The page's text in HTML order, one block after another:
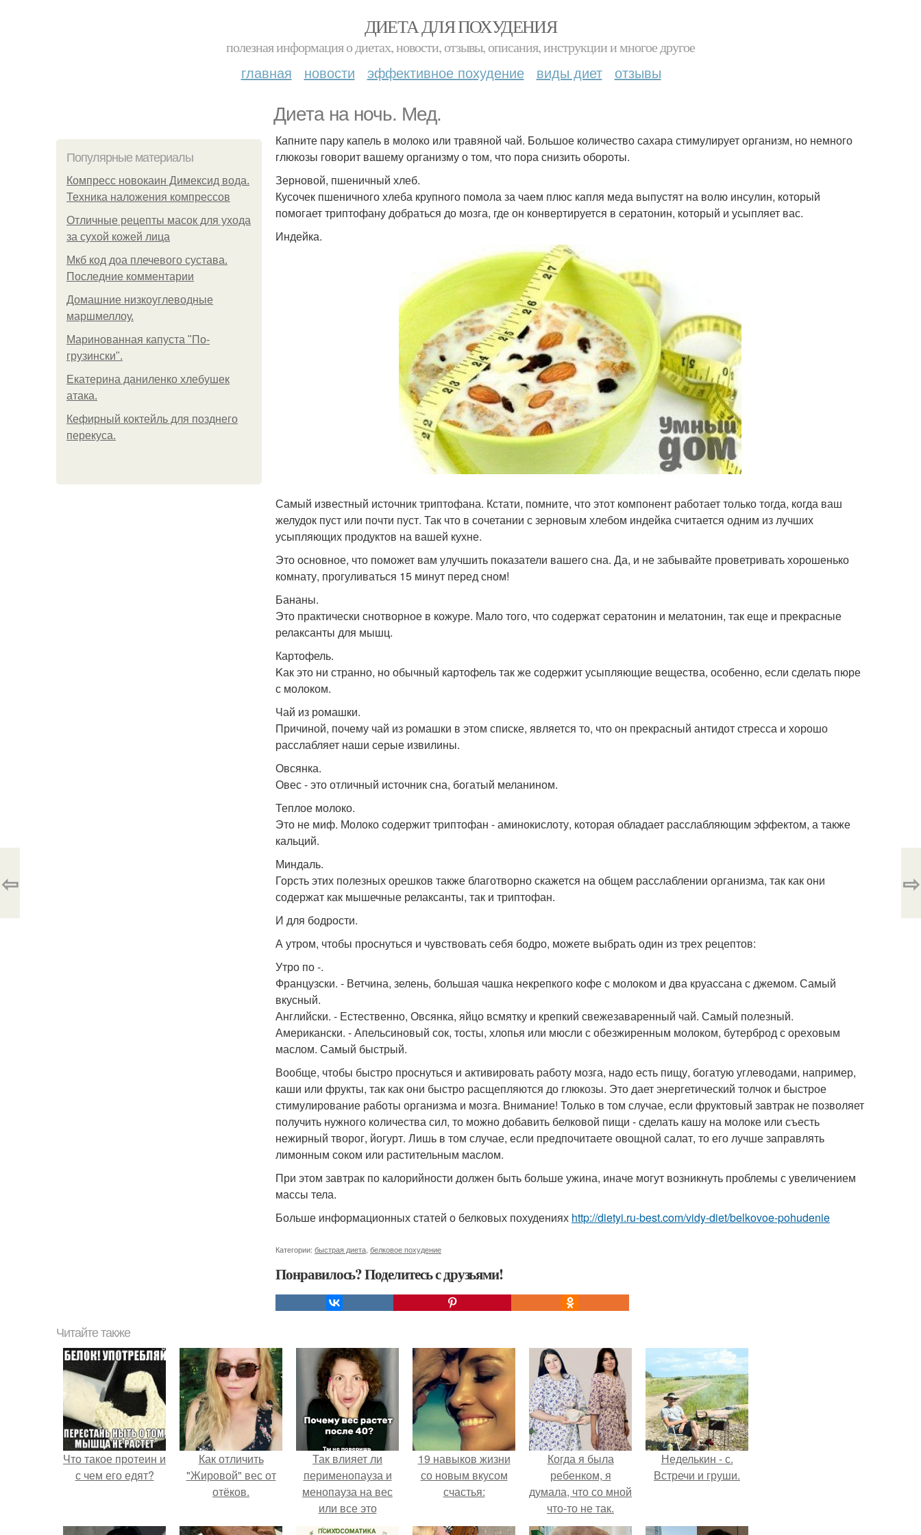
ДИЕТА ДЛЯ ПОХУДЕНИЯ
полезная информация о диетах, новости, отзывы, описания, инструкции и многое другое
главная новости эффективное похудение виды диет отзывы
Диета на ночь. Мед.
Популярные материалы
Компресс новокаин Димексид вода.
Техника наложения компрессов
Отличные рецепты масок для ухода
за сухой кожей лица
Мкб код доа плечевого сустава.
Последние комментарии
Домашние низкоуглеводные
маршмеллоу.
Маринованная капуста "По-
грузински".
Екатерина даниленко хлебушек
атака.
Кефирный коктейль для позднего
перекуса.
Капните пару капель в молоко или травяной чай. Большое количество сахара стимулирует организм, но немного
глюкозы говорит вашему организму о том, что пора снизить обороты.
Зерновой, пшеничный хлеб.
Кусочек пшеничного хлеба крупного помола за чаем плюс капля меда выпустят на волю инсулин, который
помогает триптофану добраться до мозга, где он конвертируется в сератонин, который и усыпляет вас.
Индейка.
Самый известный источник триптофана. Кстати, помните, что этот компонент работает только тогда, когда ваш
желудок пуст или почти пуст. Так что в сочетании с зерновым хлебом индейка считается одним из лучших
усыпляющих продуктов на вашей кухне.
Это основное, что поможет вам улучшить показатели вашего сна. Да, и не забывайте проветривать хорошенько
комнату, прогуливаться 15 минут перед сном!
Бананы.
Это практически снотворное в кожуре. Мало того, что содержат сератонин и мелатонин, так еще и прекрасные
релаксанты для мышц.
Картофель.
Kак это ни странно, но обычный картофель так же содержит усыпляющие вещества, особенно, если сделать пюре
с молоком.
Чай из ромашки.
Причиной, почему чай из ромашки в этом списке, является то, что он прекрасный антидот стресса и хорошо
расслабляет наши серые извилины.
Овсянка.
Овес - это отличный источник сна, богатый меланином.
Теплое молоко.
Это не миф. Молоко содержит триптофан - аминокислоту, которая обладает расслабляющим эффектом, а также
кальций.
Миндаль.
Горсть этих полезных орешков также благотворно скажется на общем расслаблении организма, так как они
содержат как мышечные релаксанты, так и триптофан.
И для бодрости.
А утром, чтобы проснуться и чувствовать себя бодро, можете выбрать один из трех рецептов:
Утро по -.
Французски. - Ветчина, зелень, большая чашка некрепкого кофе с молоком и два круассана с джемом. Самый
вкусный.
Английски. - Естественно, Овсянка, яйцо всмятку и крепкий свежезаваренный чай. Самый полезный.
Американски. - Апельсиновый сок, тосты, хлопья или мюсли с обезжиренным молоком, бутерброд с ореховым
маслом. Самый быстрый.
Вообще, чтобы быстро проснуться и активировать работу мозга, надо есть пищу, богатую углеводами, например,
каши или фрукты, так как они быстро расщепляются до глюкозы. Это дает энергетический толчок и быстрое
стимулирование работы организма и мозга. Внимание! Только в том случае, если фруктовый завтрак не позволяет
получить нужного количества сил, то можно добавить белковой пищи - сделать кашу на молоке или съесть
нежирный творог, йогурт. Лишь в том случае, если предпочитаете овощной салат, то его лучше заправлять
лимонным соком или растительным маслом.
При этом завтрак по калорийности должен быть больше ужина, иначе могут возникнуть проблемы с увеличением
массы тела.
Больше информационных статей о белковых похудениях http://dietyi.ru-best.com/vidy-diet/belkovoe-pohudenie
Категории: быстрая диета белковое похудение
Понравилось? Поделитесь с друзьями!
⇦ ⇨
Читайте также
Что такое протеин и
с чем его едят?
Как отличить
"Жировой" вес от
отёков.
Так влияет ли
перименопауза и
менопауза на вес
или все это
ерунда?
19 навыков жизни
со новым вкусом
счастья:
Когда я была
ребенком, я
думала, что со мной
что-то не так.
Неделькин - с.
Встречи и груши.